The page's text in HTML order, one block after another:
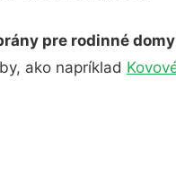
pre rodinné
ako napríklad